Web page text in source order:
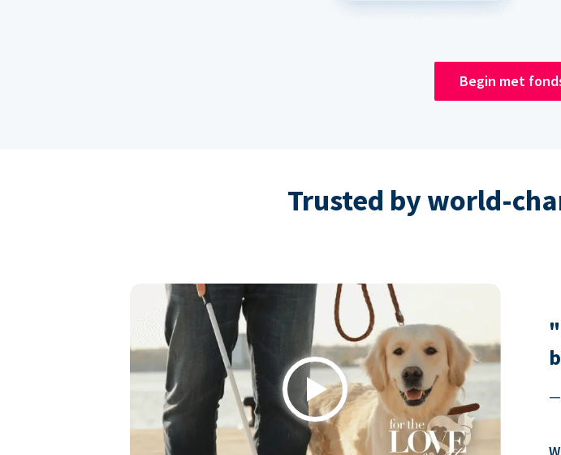
Begin met
Trusted by world-
Play —